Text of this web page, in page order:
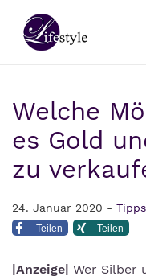
Welche
es Gold
zu
24. Januar 2020 -
Teilen Teilen
|Anzeige| Wer Silber